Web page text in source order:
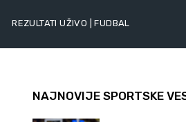
REZULTATI UŽIVO | FUDBAL
NAJNOVIJE SPORTSKE